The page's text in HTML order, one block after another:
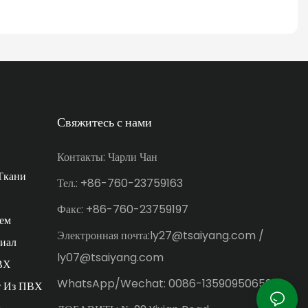
Из ПВХ
Свяжитесь с нами
Контакты: Чарли Чан
Тел.: +86-760-23759163
Факс: +86-760-23759197
Электронная почта:ly27@tsaiyang.com /
ly07@tsaiyang.com
WhatsApp/Wechat: 0086-13590950659